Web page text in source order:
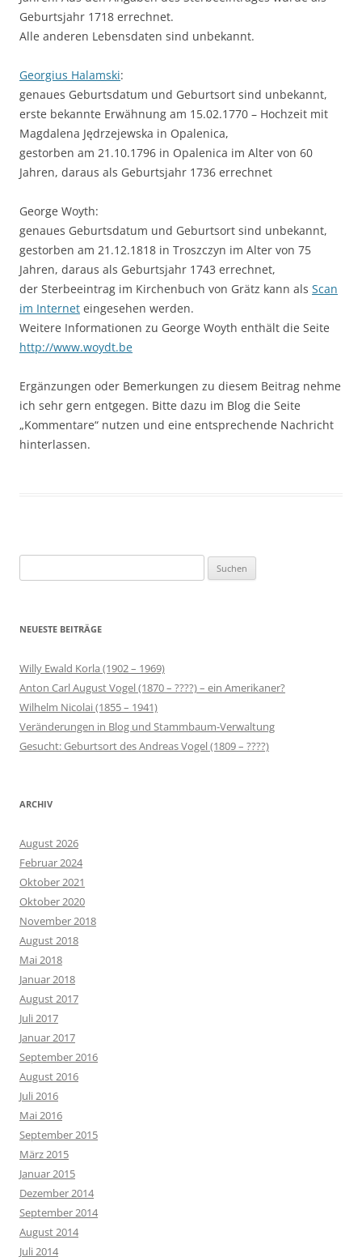
Geburtsjahr 1718 errechnet.
Alle anderen Lebensdaten sind unbekannt.
Georgius Halamski:
genaues Geburtsdatum und Geburtsort sind unbekannt,
erste bekannte Erwähnung am 15.02.1770 – Hochzeit mit
Magdalena Jędrzejewska in Opalenica,
gestorben am 21.10.1796 in Opalenica im Alter von 60
Jahren, daraus als Geburtsjahr 1736 errechnet
George Woyth:
genaues Geburtsdatum und Geburtsort sind unbekannt,
gestorben am 21.12.1818 in Troszczyn im Alter von 75
Jahren, daraus als Geburtsjahr 1743 errechnet,
der Sterbeeintrag im Kirchenbuch von Grätz kann als Scan
im Internet eingesehen werden.
Weitere Informationen zu George Woyth enthält die Seite
http://www.woydt.be
Ergänzungen oder Bemerkungen zu diesem Beitrag nehme
ich sehr gern entgegen. Bitte dazu im Blog die Seite
„Kommentare“ nutzen und eine entsprechende Nachricht
hinterlassen.
nach:
NEUESTE BEITRÄGE
Willy Ewald Korla (1902 – 1969)
Anton Carl August Vogel (1870 – ????) – ein Amerikaner?
Wilhelm Nicolai (1855 – 1941)
Veränderungen in Blog und Stammbaum-Verwaltung
Gesucht: Geburtsort des Andreas Vogel (1809 – ????)
ARCHIV
August 2026
Februar 2024
Oktober 2021
Oktober 2020
November 2018
August 2018
Mai 2018
Januar 2018
August 2017
Juli 2017
Januar 2017
September 2016
August 2016
Juli 2016
Mai 2016
September 2015
März 2015
Januar 2015
Dezember 2014
September 2014
August 2014
Juli 2014